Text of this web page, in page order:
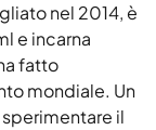
nel 2014, è
e incarna
fatto
mondiale. Un
il